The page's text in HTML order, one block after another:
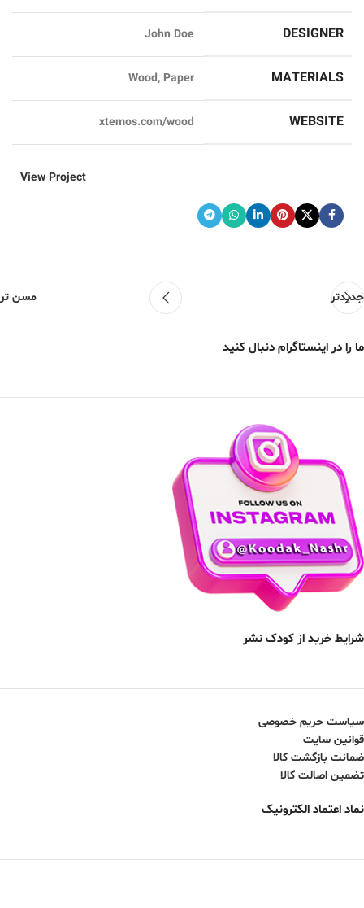
DESIGNER
John Doe
MATERIALS
Wood, Paper
WEBSITE
xtemos.com/wood
View Project
جدیدتر مسن تر
ما را در اینستاگرام دنبال کنید
شرایط خرید از کودک نشر
سیاست حریم خصوصی
قوانین سایت
ضمانت بازگشت کالا
تضمین اصالت کالا
نماد اعتماد الکترونیک